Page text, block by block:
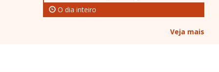
O dia inteiro
Veja mais